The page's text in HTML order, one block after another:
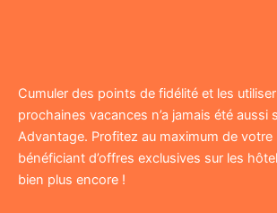
Cumuler des points de fidélité et les
prochaines vacances n’a jamais été aussi
Advantage. Profitez au maximum de votre
bénéficiant d’offres exclusives sur les
bien plus encore !